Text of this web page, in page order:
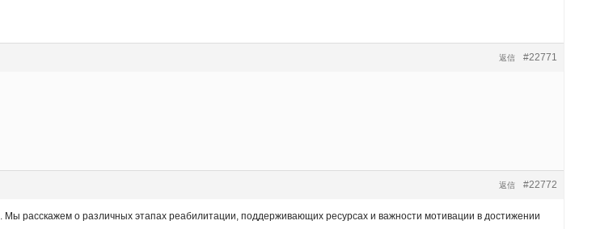
#22771
返信
#22772
返信
расскажем о различных этапах реабилитации, поддерживающих ресурсах и важности мотивации в достижении